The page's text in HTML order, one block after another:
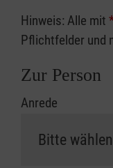
Hinweis: Alle mit
Pflichtfelder und
Zur Person
Anrede